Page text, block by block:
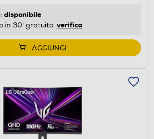
disponibile
in 30' gratuito: verifica
AGGIUNGI